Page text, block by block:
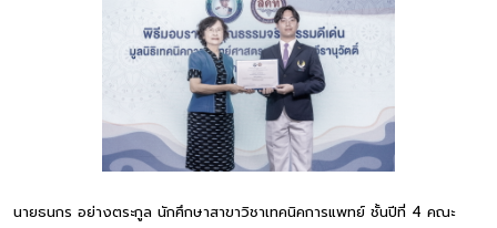
นายธนกร อย่างตระกูล นักศึกษาสาขาวิชาเทคนิคการแพทย์ ชั้นปีที่ 4 คณะ